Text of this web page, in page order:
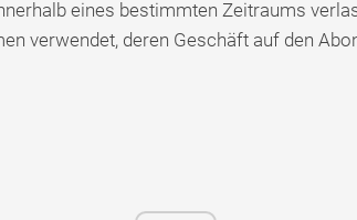
eines bestimmten Zeitraums
verwendet, deren Geschäft auf den